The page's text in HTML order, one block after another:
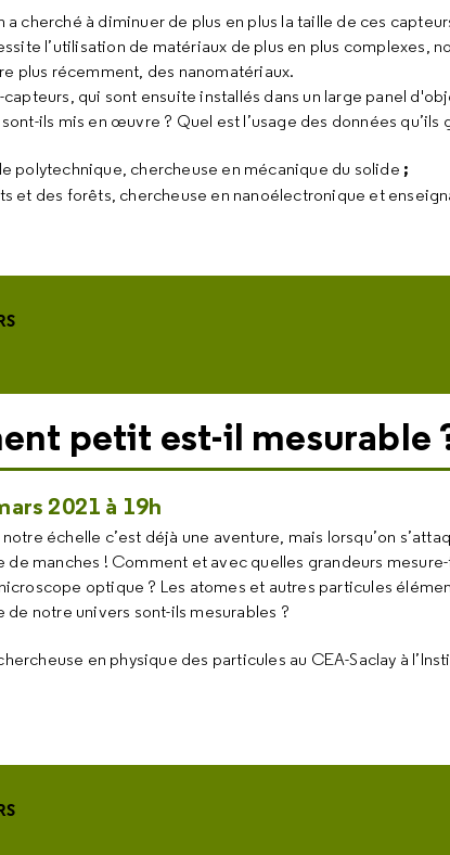
a cherché à diminuer de plus en plus la taille de ces
l’utilisation de matériaux de plus en plus complexes,
plus récemment, des nanomatériaux.
qui sont ensuite installés dans un large panel
ils mis en œuvre ? Quel est l’usage des données qu’ils
polytechnique, chercheuse en mécanique du solide ;
et des forêts, chercheuse en nanoélectronique et
petit est-il mesurable
2021 à 19h
échelle c’est déjà une aventure, mais lorsqu’on
de manches ! Comment et avec quelles grandeurs
optique ? Les atomes et autres particules
de notre univers sont-ils mesurables ?
en physique des particules au CEA-Saclay à